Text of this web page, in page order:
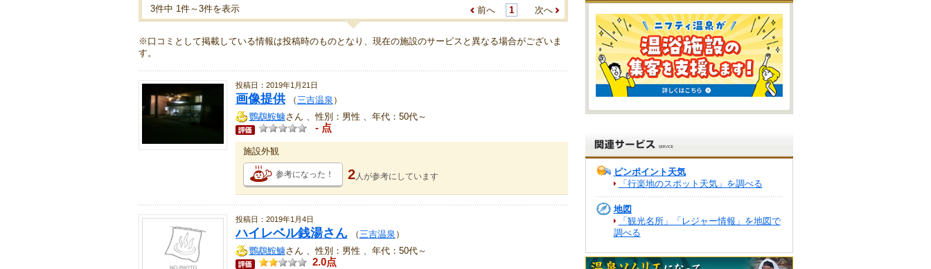
3件中 1件～3件を表示 前へ 1 次へ
※口コミとして掲載している情報は投稿時のものとなり、現在の施設のサービスと異なる場合がございま
す。
投稿日：2019年1月21日
画像提供（三吉温泉 ）
鸚鵡鮟鱇さん 、性別：男性 、年代：50代～
- 点
施設外観
参考になった！ 2人が参考にしています
投稿日：2019年1月4日
ハイレベル銭湯さん（三吉温泉 ）
鸚鵡鮟鱇さん 、性別：男性 、年代：50代～
2.0点
ピンポイント天気
「行楽地のスポット天気」を調べる
地図
「観光名所」「レジャー情報」を地図で
調べる